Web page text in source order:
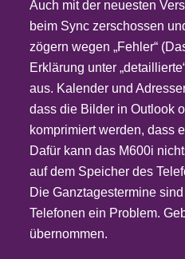
Auch mit der neuesten
beim Sync zerschossen
zögern wegen „Fehler“
Erklärung unter
aus. Kalender und
dass die Bilder in Outlook
komprimiert werden, dass
Dafür kann das M600i
auf dem Speicher des
Die Ganztagestermine
Telefonen ein Problem.
übernommen.